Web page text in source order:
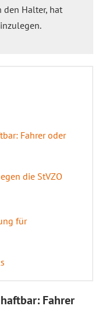
den Halter, hat
Fahrer oder
die StVZO
für
Fahrer